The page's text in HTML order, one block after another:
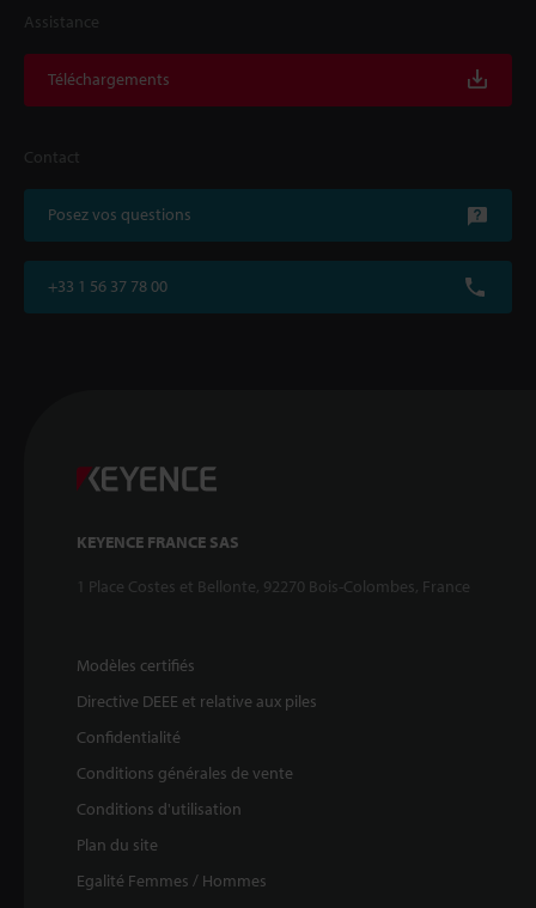
Assistance
Téléchargements
Contact
Posez vos questions
+33 1 56 37 78 00
KEYENCE FRANCE SAS
1 Place Costes et Bellonte, 92270 Bois-Colombes, France
Modèles certifiés
Directive DEEE et relative aux piles
Confidentialité
Conditions générales de vente
Conditions d'utilisation
Plan du site
Egalité Femmes / Hommes